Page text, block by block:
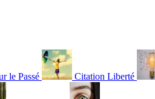
le Passé Citation Liberté